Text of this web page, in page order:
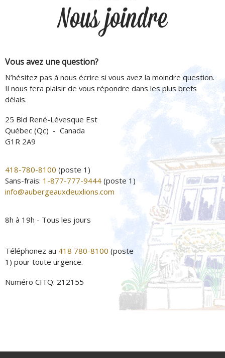
Nous joindre
Vous avez une question?
N’hésitez pas à nous écrire si vous avez la moindre question.
Il nous fera plaisir de vous répondre dans les plus brefs
délais.
25 Bld René-Lévesque Est
Québec (Qc) - Canada
G1R 2A9
418-780-8100 (poste 1)
Sans-frais: 1-877-777-9444 (poste 1)
info@aubergeauxdeuxlions.com
8h à 19h - Tous les jours
Téléphonez au 418 780-8100 (poste
1) pour toute urgence.
Numéro CITQ: 212155